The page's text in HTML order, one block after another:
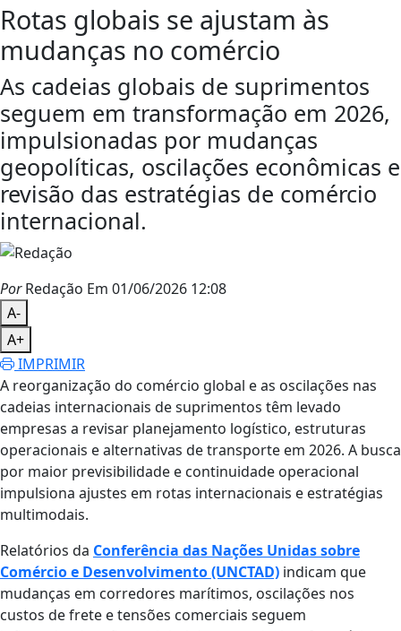
Rotas globais se ajustam às
mudanças no comércio
As cadeias globais de suprimentos
seguem em transformação em 2026,
impulsionadas por mudanças
geopolíticas, oscilações econômicas e
revisão das estratégias de comércio
internacional.
PorRedação Em 01/06/2026 12:08
A-
A+
IMPRIMIR
A reorganização do comércio global e as oscilações nas
cadeias internacionais de suprimentos têm levado
empresas a revisar planejamento logístico, estruturas
operacionais e alternativas de transporte em 2026. A busca
por maior previsibilidade e continuidade operacional
impulsiona ajustes em rotas internacionais e estratégias
multimodais.
Relatórios da Conferência das Nações Unidas sobre
Comércio e Desenvolvimento (UNCTAD) indicam que
mudanças em corredores marítimos, oscilações nos
custos de frete e tensões comerciais seguem